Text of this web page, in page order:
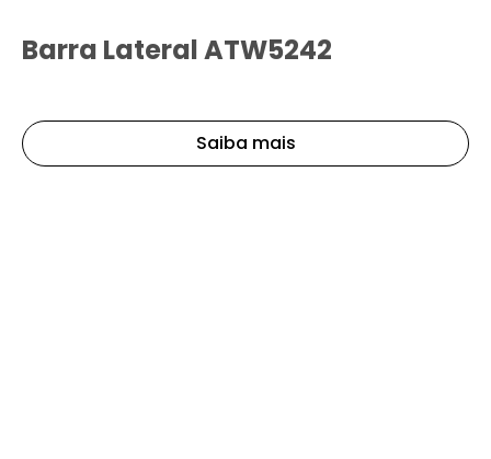
Barra Lateral ATW5242
Saiba mais